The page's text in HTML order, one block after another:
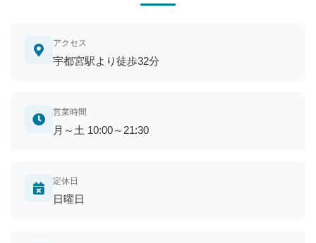
アクセス
宇都宮駅より徒歩32分
営業時間
月～土 10:00～21:30
定休日
日曜日